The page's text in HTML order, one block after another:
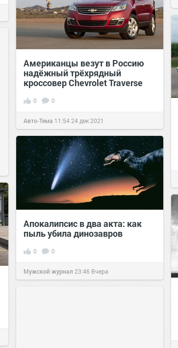
Американцы везут в Россию
надёжный трёхрядный
кроссовер Chevrolet Traverse
0 0
Авто-Тема 11:54 24 дек 2021
Апокалипсис в два акта: как
пыль убила динозавров
0 0
Мужской журнал 23:46 Вчера